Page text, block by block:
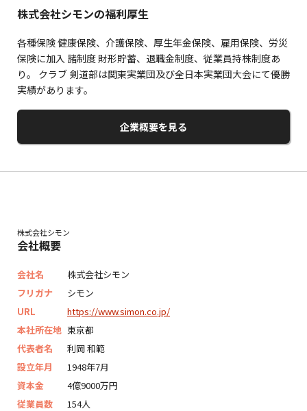
株式会社シモンの福利厚生
各種保険 健康保険、介護保険、厚生年金保険、雇用保険、労災
保険に加入 諸制度 財形貯蓄、退職金制度、従業員持株制度あ
り。 クラブ 剣道部は関東実業団及び全日本実業団大会にて優勝
実績があります。
企業概要を見る
株式会社シモン
会社概要
会社名
株式会社シモン
フリガナ
シモン
URL
https://www.simon.co.jp/
本社所在地 東京都
代表者名
利岡 和範
設立年月
1948年7月
資本金
4億9000万円
従業員数
154人